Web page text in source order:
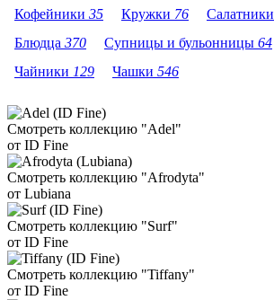
Кофейники 35 Кружки 76 Салатники
Блюдца 370 Супницы и бульонницы 64
Чайники 129 Чашки 546
Смотреть коллекцию "Adel"
от ID Fine
Смотреть коллекцию "Afrodyta"
от Lubiana
Смотреть коллекцию "Surf"
от ID Fine
Смотреть коллекцию "Tiffany"
от ID Fine